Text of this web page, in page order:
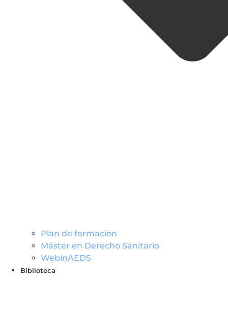
Plan de formacion
Máster en Derecho Sanitario
WebinAEDS
Biblioteca